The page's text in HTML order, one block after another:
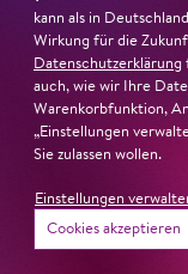
FAUST nominiert
Musiktheater«.
Katerina Lwowna
Macbeth von
Publikum in ihren
Mitleiden heraus
zurück, lobt die
und ihre starke
kann als in
Wirkung für die
Datenschutzerklärung
auch, wie wir Ihre
Warenkorbfunktion,
„Einstellungen
Sie zulassen wollen.
Einstellungen
Cookies akzeptieren